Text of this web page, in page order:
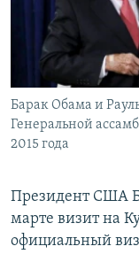
ПОБЕДИТЕЛЕЙ НЕ
ELIFBE
УКРАИНСКАЯ
ПРИСОЕДИНЯЙТЕСЬ!
Все сайты RFE/
Барак Обама и
Генеральной
2015 года
Президент США
марте визит на
официальный